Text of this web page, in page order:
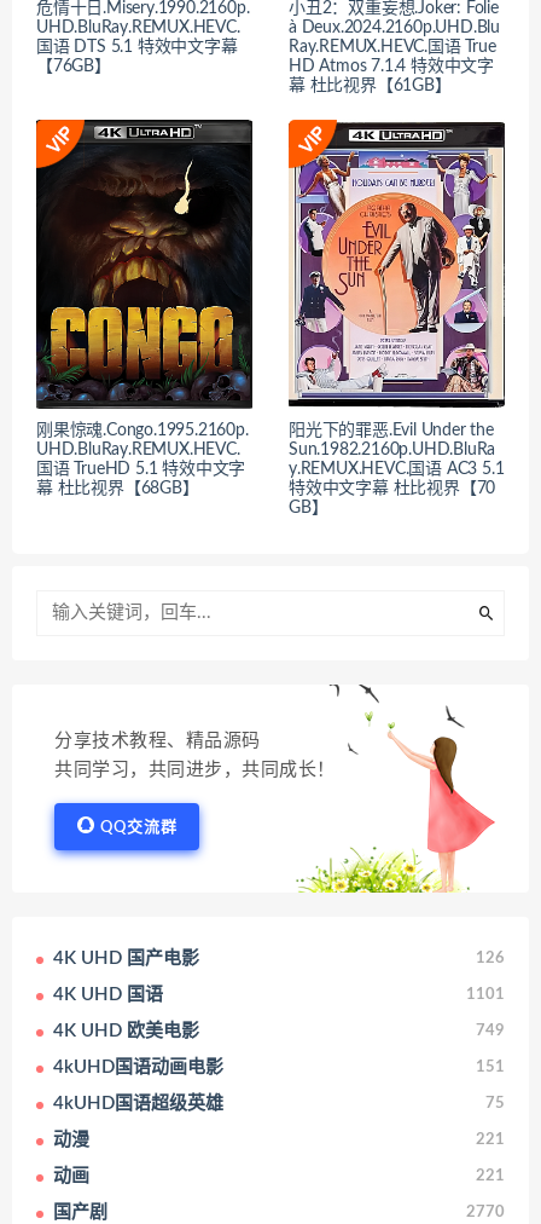
危情十日.Misery.1990.2160p.
UHD.BluRay.REMUX.HEVC.
国语 DTS 5.1 特效中文字幕
【76GB】
小丑2：双重妄想.Joker: Folie
à Deux.2024.2160p.UHD.Blu
Ray.REMUX.HEVC.国语 True
HD Atmos 7.1.4 特效中文字
幕 杜比视界【61GB】
刚果惊魂.Congo.1995.2160p.
UHD.BluRay.REMUX.HEVC.
国语 TrueHD 5.1 特效中文字
幕 杜比视界【68GB】
阳光下的罪恶.Evil Under the
Sun.1982.2160p.UHD.BluRa
y.REMUX.HEVC.国语 AC3 5.1
特效中文字幕 杜比视界【70
GB】
分享技术教程、精品源码
共同学习，共同进步，共同成长！
QQ交流群
4K UHD 国产电影 126
4K UHD 国语 1101
4K UHD 欧美电影 749
4kUHD国语动画电影 151
4kUHD国语超级英雄 75
动漫 221
动画 221
国产剧 2770